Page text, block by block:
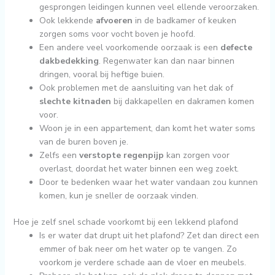
gesprongen leidingen kunnen veel ellende veroorzaken.
Ook lekkende afvoeren in de badkamer of keuken
zorgen soms voor vocht boven je hoofd.
Een andere veel voorkomende oorzaak is een defecte
dakbedekking. Regenwater kan dan naar binnen
dringen, vooral bij heftige buien.
Ook problemen met de aansluiting van het dak of
slechte kitnaden bij dakkapellen en dakramen komen
voor.
Woon je in een appartement, dan komt het water soms
van de buren boven je.
Zelfs een verstopte regenpijp kan zorgen voor
overlast, doordat het water binnen een weg zoekt.
Door te bedenken waar het water vandaan zou kunnen
komen, kun je sneller de oorzaak vinden.
Hoe je zelf snel schade voorkomt bij een lekkend plafond
Is er water dat drupt uit het plafond? Zet dan direct een
emmer of bak neer om het water op te vangen. Zo
voorkom je verdere schade aan de vloer en meubels.